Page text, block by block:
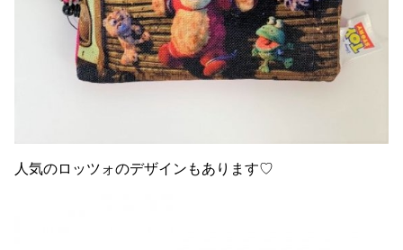
人気のロッツォのデザインもあります♡